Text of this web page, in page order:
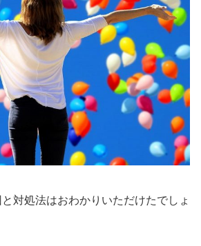
対処法はおわかりいただけたでしょ